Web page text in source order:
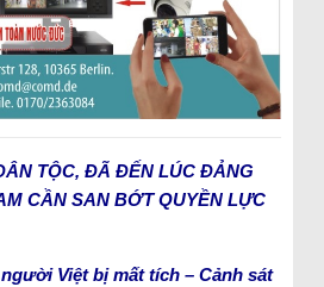
TỘC, ĐÃ ĐẾN LÚC ĐẢNG
CẦN SAN BỚT QUYỀN LỰC
Việt bị mất tích – Cảnh sát